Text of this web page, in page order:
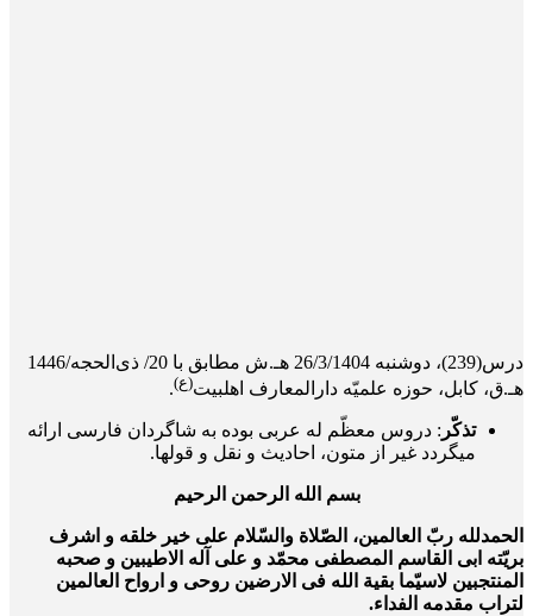
درس(239)، ‌‌‌‌دو‌شنبه 26/3/1404 هـ.ش مطابق با 20/ ذی‌الحجه/1446
هـ.ق، کابل، حوزه علمیّه دارالمعارف اهلبیت(ع).
تذکّر : دروس معظّم له عربی بوده به شاگردان فارسی ارائه
می­گردد غیر از متون، احادیث و نقل و قول­ها.
بسم الله الرحمن الرحیم
الحمدلله ربّ العالمین، الصّلاة والسّلام علی خیر خلقه و اشرف
بریّته ابی القاسم المصطفی محمّد و علی آله الاطیبین و صحبه
المنتجبین لاسیّما بقیة الله فی الارضین روحی و ارواح العالمین
لتراب مقدمه الفداء.